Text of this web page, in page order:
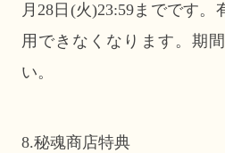
月28日(火)23:59までです
用できなくなります。期
い。
8.秘魂商店特典